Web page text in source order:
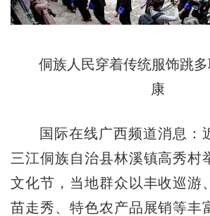
侗族人民穿着传统服饰跳多
康
国际在线广西频道消息：
三江侗族自治县林溪镇高秀村
文化节，当地群众以丰收巡游
苗走秀、特色农产品展销等丰